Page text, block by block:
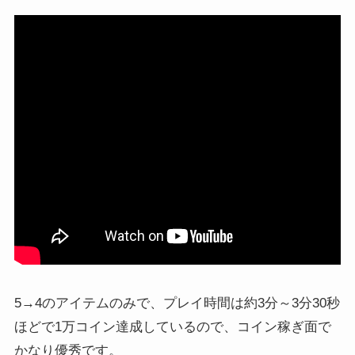
5→4のアイテムのみで、プレイ時間は約3分～3分30秒
ほどで1万コイン達成しているので、コイン稼ぎ面で
かなり優秀です。